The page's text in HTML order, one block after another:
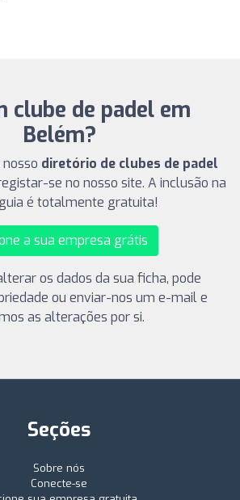
clube de padel em
Belém?
diretório de clubes de padel
se no nosso site. A inclusão na
é totalmente gratuita!
a sua empresa grátis
os dados da sua ficha, pode
ou enviar-nos um e-mail e
as alterações por si.
Seções
Sobre nós
Conecte-se